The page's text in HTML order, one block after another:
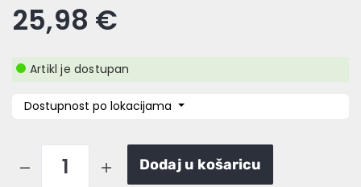
25,98 €
Artikl je dostupan
Dostupnost po lokacijama
Dodaj u košaricu